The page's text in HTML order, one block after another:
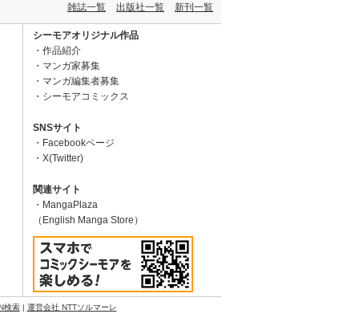
雑誌一覧 出版社一覧 新刊一覧
シーモアオリジナル作品
作品紹介
マンガ家募集
マンガ編集者募集
シーモアコミックス
SNSサイト
Facebookページ
X(Twitter)
関連サイト
MangaPlaza
（English Manga Store）
検索| 運営会社 NTTソルマーレ